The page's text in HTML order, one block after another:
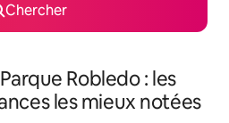
Chercher
Robledo : les
les mieux notées